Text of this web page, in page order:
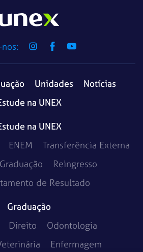
Unidades
Notícias
na UNEX
na UNEX
ENEM
Transferência Externa
Reingresso
de Resultado
Graduação
Direito
Odontologia
Enfermagem